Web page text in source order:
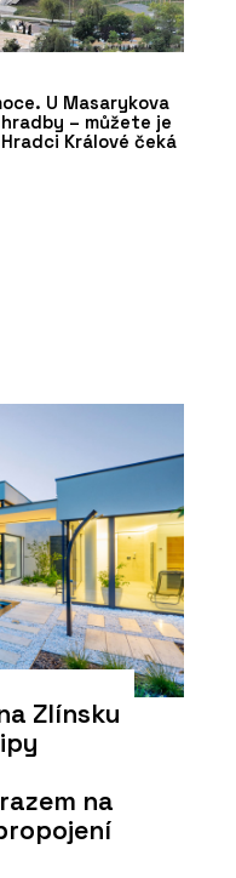
U Masarykova
– můžete je
Králové čeká
Zlínsku
na